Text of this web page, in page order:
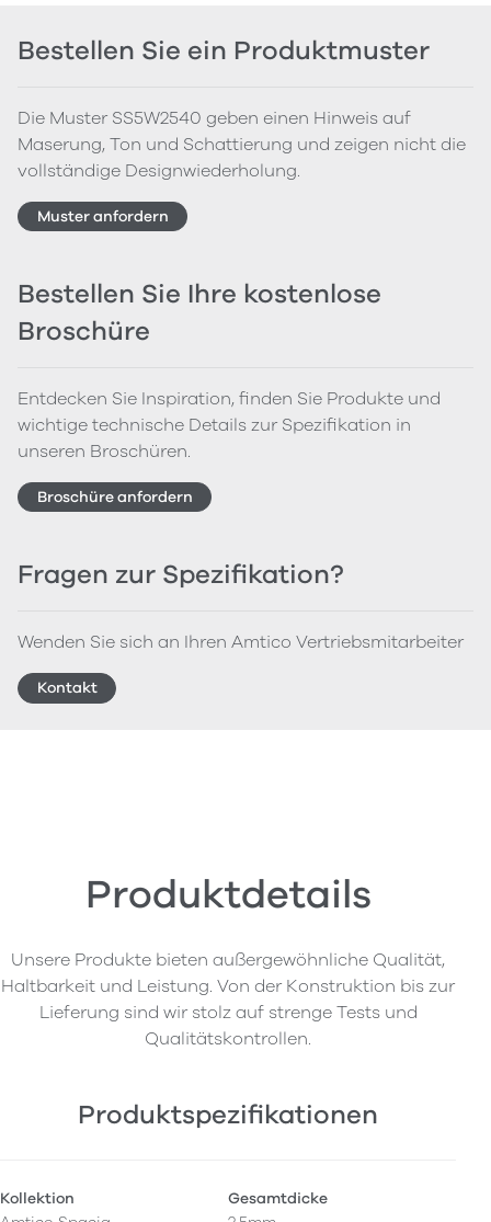
Bestellen Sie ein Produktmuster
Die Muster SS5W2540 geben einen Hinweis auf
Maserung, Ton und Schattierung und zeigen nicht die
vollständige Designwiederholung.
Muster anfordern
Bestellen Sie Ihre kostenlose
Broschüre
Entdecken Sie Inspiration, finden Sie Produkte und
wichtige technische Details zur Spezifikation in
unseren Broschüren.
Broschüre anfordern
Fragen zur Spezifikation?
Wenden Sie sich an Ihren Amtico Vertriebsmitarbeiter
Kontakt
Produktdetails
Unsere Produkte bieten außergewöhnliche Qualität,
Haltbarkeit und Leistung. Von der Konstruktion bis zur
Lieferung sind wir stolz auf strenge Tests und
Qualitätskontrollen.
Produktspezifikationen
Kollektion
Gesamtdicke